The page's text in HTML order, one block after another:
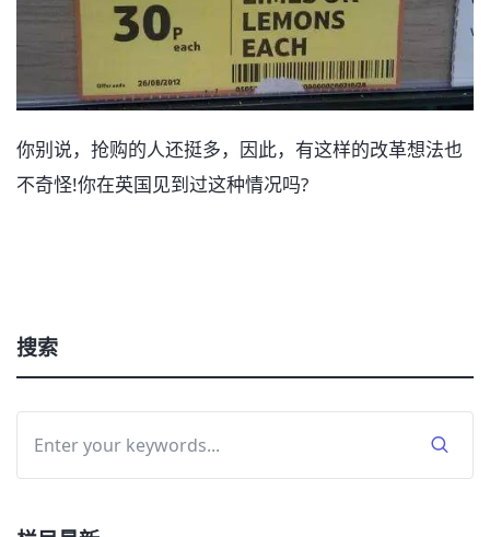
你别说，抢购的人还挺多，因此，有这样的改革想法也
不奇怪!你在英国见到过这种情况吗?
搜索